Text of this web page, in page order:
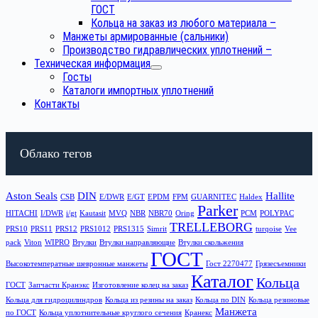
ГОСТ
Кольца на заказ из любого материала –
Манжеты армированные (сальники)
Производство гидравлических уплотнений –
Техническая информация
Госты
Каталоги импортных уплотнений
Контакты
Облако тегов
Aston Seals CSB DIN E/DWR E/GT EPDM FPM GUARNITEC Haldex Hallite
HITACHI I/DWR i/gt Kautasit MVQ NBR NBR70 Oring Parker PCM POLYPAC
PRS10 PRS11 PRS12 PRS1012 PRS1315 Simrit TRELLEBORG turqoise Vee
pack Viton WIPRO Втулки Втулки направляющие Втулки скольжения
Высокотемператные шевронные манжеты ГОСТ Гост 2270477 Грязесъемники
ГОСТ Запчасти Кранэкс Изготовление колец на заказ Каталог Кольца
Кольца для гидроцилиндров Кольца из резины на заказ Кольца по DIN Кольца резиновые
по ГОСТ Кольца уплотнительные круглого сечения Кранекс Манжета